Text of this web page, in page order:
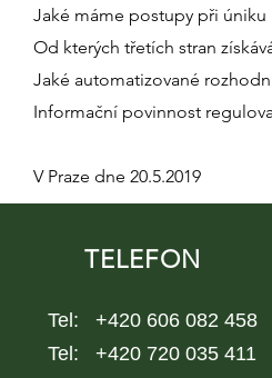
Jaké máme postupy při
Od kterých třetích stran
Jaké automatizované
Informační povinnost
V Praze dne 20.5.2019
TELEFON
Tel: +420 606 082 458
Tel: +420 720 035 411